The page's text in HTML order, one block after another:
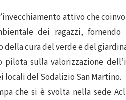
attivo che
dei ragazzi,
cura del verde e del
sulla valorizzazione
locali del Sodalizio San Martino.
che si è svolta nella sede